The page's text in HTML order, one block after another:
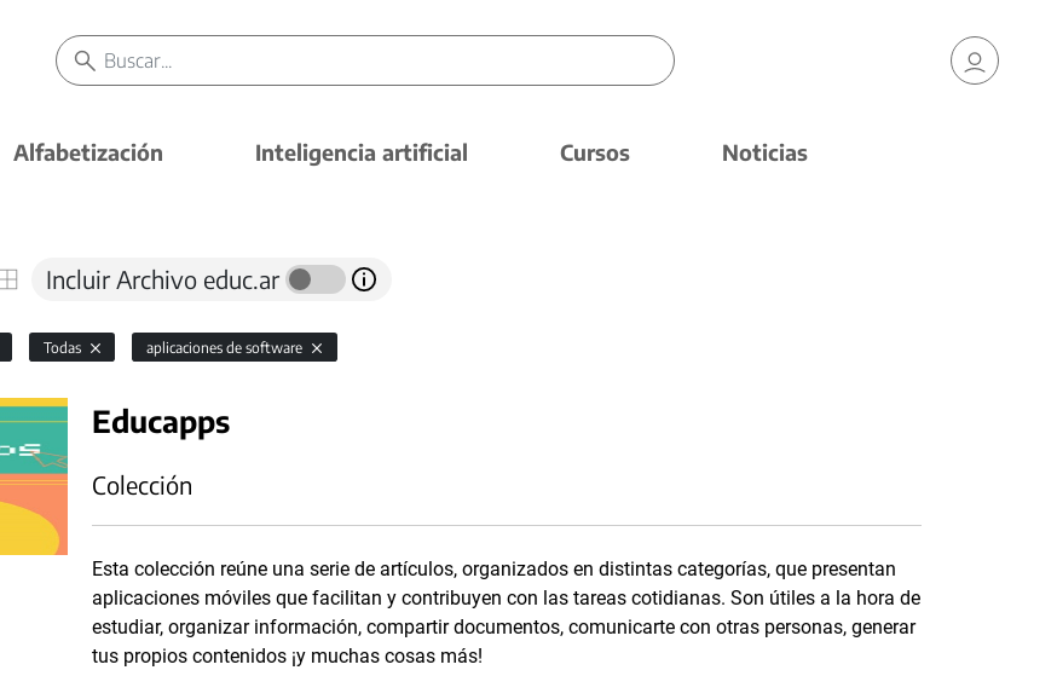
Alfabetización Inteligencia artificial Cursos Noticias
Incluir Archivo educ.ar
Todas aplicaciones de software
Educapps
Colección
Esta colección reúne una serie de artículos, organizados en distintas categorías, que presentan
aplicaciones móviles que facilitan y contribuyen con las tareas cotidianas. Son útiles a la hora de
estudiar, organizar información, compartir documentos, comunicarte con otras personas, generar
tus propios contenidos ¡y muchas cosas más!